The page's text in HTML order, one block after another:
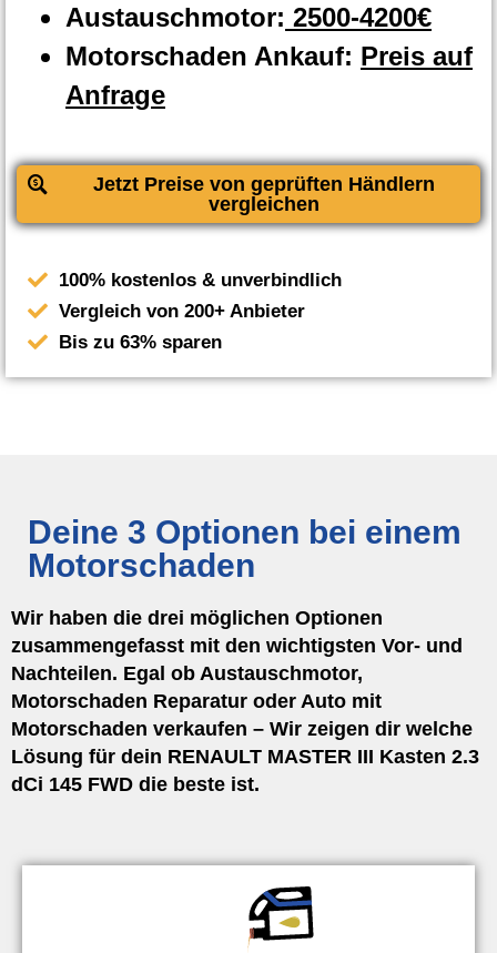
Austauschmotor: 2500-4200€
Motorschaden Ankauf: Preis auf
Anfrage
Jetzt Preise von geprüften Händlern
vergleichen
100% kostenlos & unverbindlich
Vergleich von 200+ Anbieter
Bis zu 63% sparen
Deine 3 Optionen bei einem
Motorschaden
Wir haben die drei möglichen Optionen
zusammengefasst mit den wichtigsten Vor- und
Nachteilen. Egal ob Austauschmotor,
Motorschaden Reparatur oder Auto mit
Motorschaden verkaufen – Wir zeigen dir welche
Lösung für dein RENAULT MASTER III Kasten 2.3
dCi 145 FWD die beste ist.